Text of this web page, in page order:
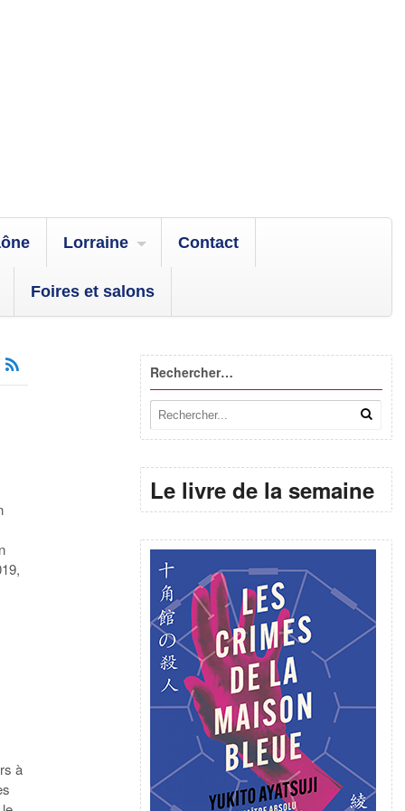
Lorraine Contact
Foires et salons
à
Rechercher…
Le livre de la semaine